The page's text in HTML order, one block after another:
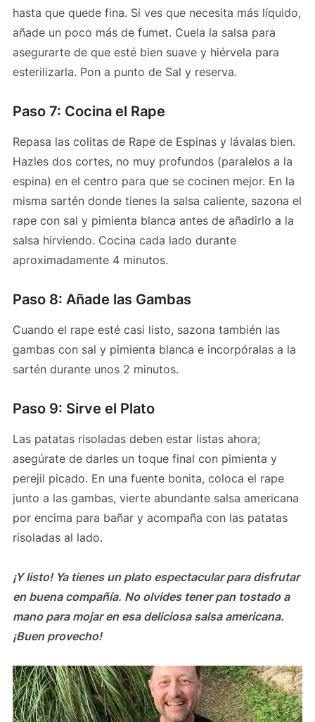
hasta que quede fina. Si ves que necesita más líquido,
añade un poco más de fumet. Cuela la salsa para
asegurarte de que esté bien suave y hiérvela para
esterilizarla. Pon a punto de Sal y reserva.
Paso 7: Cocina el Rape
Repasa las colitas de Rape de Espinas y lávalas bien.
Hazles dos cortes, no muy profundos (paralelos a la
espina) en el centro para que se cocinen mejor. En la
misma sartén donde tienes la salsa caliente, sazona el
rape con sal y pimienta blanca antes de añadirlo a la
salsa hirviendo. Cocina cada lado durante
aproximadamente 4 minutos.
Paso 8: Añade las Gambas
Cuando el rape esté casi listo, sazona también las
gambas con sal y pimienta blanca e incorpóralas a la
sartén durante unos 2 minutos.
Paso 9: Sirve el Plato
Las patatas risoladas deben estar listas ahora;
asegúrate de darles un toque final con pimienta y
perejil picado. En una fuente bonita, coloca el rape
junto a las gambas, vierte abundante salsa americana
por encima para bañar y acompaña con las patatas
risoladas al lado.
¡Y listo! Ya tienes un plato espectacular para disfrutar
en buena compañía. No olvides tener pan tostado a
mano para mojar en esa deliciosa salsa americana.
¡Buen provecho!